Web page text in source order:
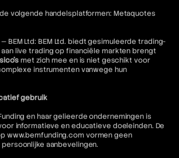
volgende handelsplatformen: Metaquotes
BEM Ltd: BEM Ltd. biedt gesimuleerde trading-
live trading op financiële markten brengt
met zich mee en is niet geschikt voor
instrumenten vanwege hun
gebruik
en haar gelieerde ondernemingen is
informatieve en educatieve doeleinden. De
www.bemfunding.com vormen geen
aanbevelingen.